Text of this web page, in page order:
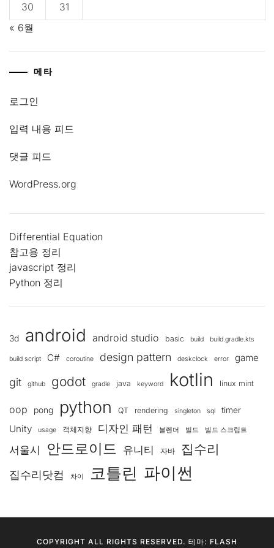
30
31
« 6월
메타
로그인
입력 내용 피드
댓글 피드
WordPress.org
Differential Equation
참고용 정리
javascript 정리
Python 정리
3d android android studio basic build build.gradle.kts
build script C# coroutine design pattern deskclock error game
git github godot gradle java keyword kotlin linux mint
oop pong python QT rendering singleton sql timer
Unity usage 객체지향 디자인 패턴 블렌더 빌드 빌드 스크립트
서울시 안드로이드 유니티 자바 집수리
집수리닷컴 차이 코틀린 파이썬
COPYRIGHT ALL RIGHTS RESERVED. 테마: FLASH